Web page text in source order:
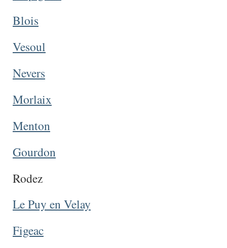
Blois
Vesoul
Nevers
Morlaix
Menton
Gourdon
Rodez
Le Puy en Velay
Figeac